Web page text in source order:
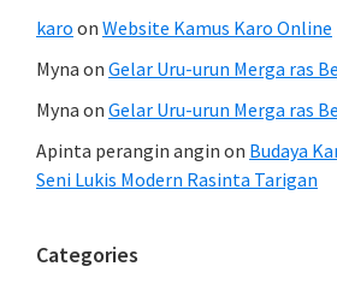
karo on Website Kamus Karo Online
Myna on Gelar Uru-urun Merga ras
Myna on Gelar Uru-urun Merga ras
Apinta perangin angin on Budaya
Seni Lukis Modern Rasinta Tarigan
Categories